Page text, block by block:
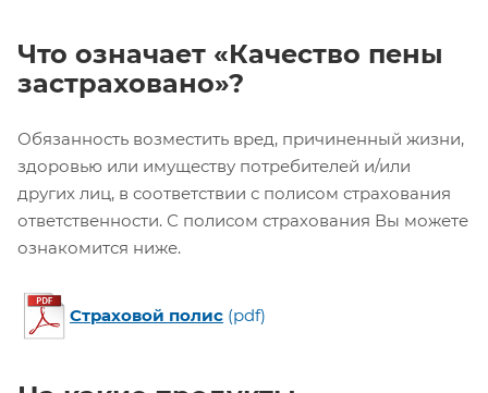
Что означает «Качество пены
застраховано»?
Обязанность возместить вред, причиненный жизни,
здоровью или имуществу потребителей и/или
других лиц, в соответствии с полисом страхования
ответственности. С полисом страхования Вы можете
ознакомится ниже.
Cтраховой полис (pdf)